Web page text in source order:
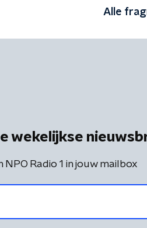
Alle
wekelijkse
Radio 1 in jouw mailbox